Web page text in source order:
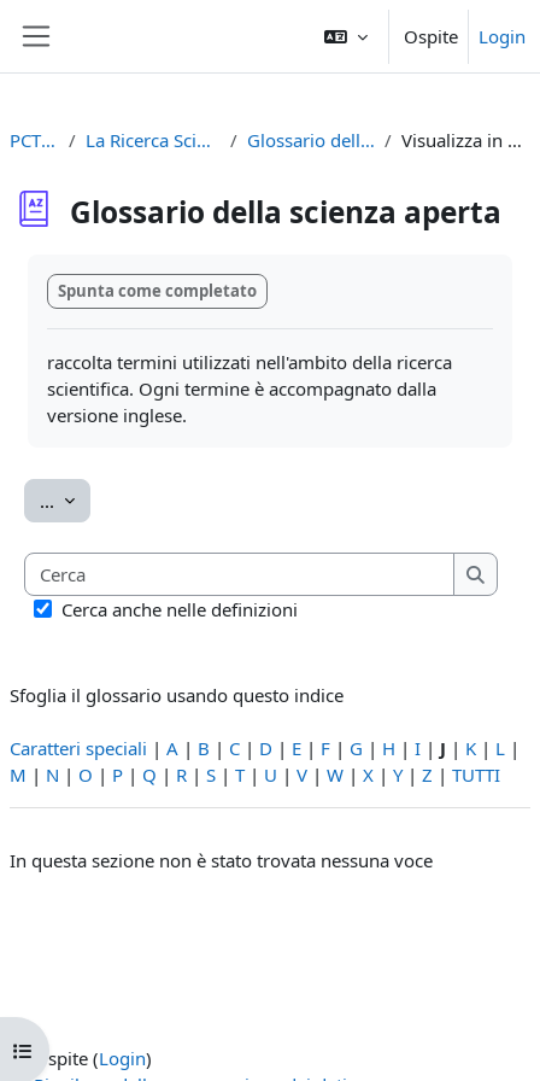
Ospite Login
Apri indice del corso
PCTO2023 La Ricerca Scientifica e Internet Glossario della scienza aperta Visualizza in ordine alfabetico
Glossario della scienza aperta
Spunta come completato
raccolta termini utilizzati nell'ambito della ricerca
scientifica. Ogni termine è accompagnato dalla
versione inglese.
... Esporta voci
Cerca
Cerca
Cerca anche nelle definizioni
Sfoglia il glossario usando questo indice
Caratteri speciali | A | B | C | D | E | F | G | H | I | J | K | L |
M | N | O | P | Q | R | S | T| U | V | W | X | Y| Z | TUTTI
In questa sezione non è stato trovata nessuna voce
Ospite (Login)